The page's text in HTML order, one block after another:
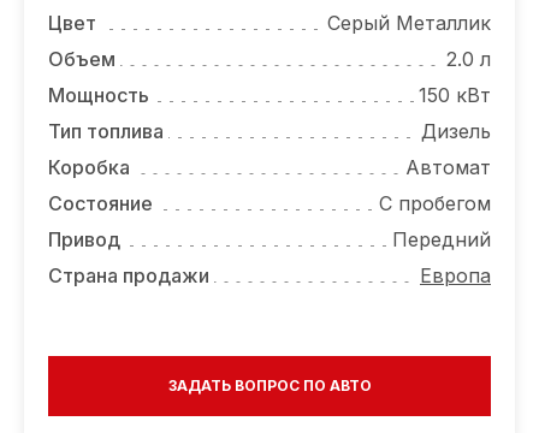
О КОМПАНИИ
КОНТАКТЫ
Цвет
Серый Металлик
Объем
2.0 л
Мощность
150 кВт
Тип топлива
Дизель
Коробка
Автомат
Состояние
С пробегом
Привод
Передний
Страна продажи
Европа
ЗАДАТЬ ВОПРОС ПО АВТО